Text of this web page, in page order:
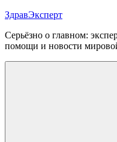
Перейти
содержимому
ЗдравЭксперт
Серьёзно о главном:
помощи и новости